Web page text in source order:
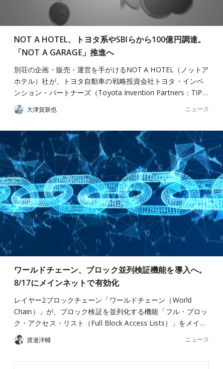
NOT A HOTEL、トヨタ系やSBIらから100億円調達。
「NOT A GARAGE」推進へ
別荘の企画・販売・運営を手がけるNOT A HOTEL（ノットア
ホテル）社が、トヨタ自動車の戦略投資会社トヨタ・インベ
ンション・パートナーズ（Toyota Invention Partners：TIP…
大津賀新也 ニュース
ワールドチェーン、ブロック並列検証機能を導入へ。
8/17にメインネットで有効化
レイヤー2ブロックチェーン「ワールドチェーン（World
Chain）」が、ブロック検証を並列化する機能「フル・ブロッ
ク・アクセス・リスト（Full Block Access Lists）」をメイ…
渡邉洋輔 ニュース